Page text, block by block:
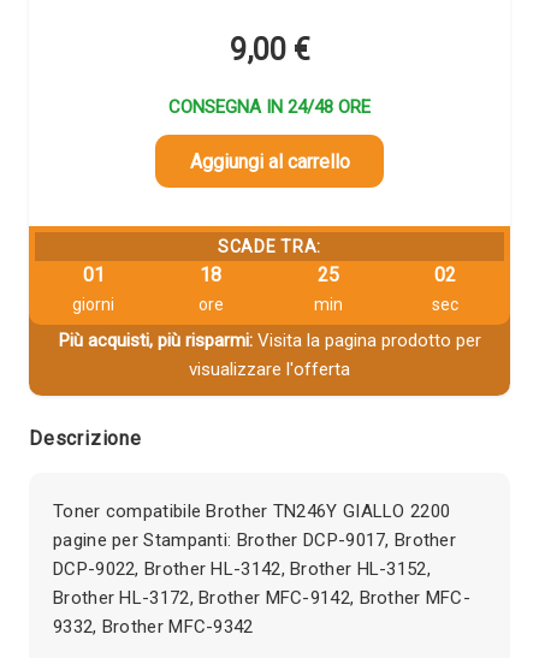
9,00 €
CONSEGNA IN 24/48 ORE
Aggiungi al carrello
SCADE TRA:
01
giorni
18
ore
25
min
01
sec
Più acquisti, più risparmi:Visita la pagina prodotto per
visualizzare l'offerta
Descrizione
Toner compatibile Brother TN246Y GIALLO 2200
pagine per Stampanti: Brother DCP-9017, Brother
DCP-9022, Brother HL-3142, Brother HL-3152,
Brother HL-3172, Brother MFC-9142, Brother MFC-
9332, Brother MFC-9342